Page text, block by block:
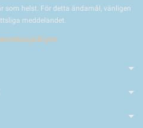
som helst. För detta ändamål, vänligen
meddelandet.